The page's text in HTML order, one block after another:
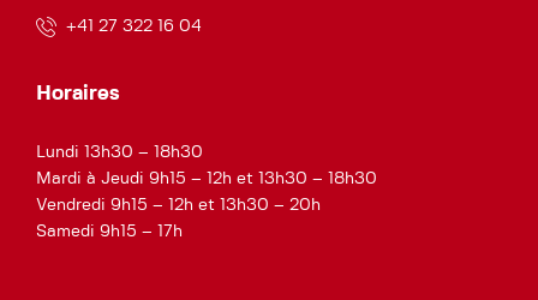
+41 27 322 16 04
Horaires
Lundi 13h30 – 18h30
Mardi à Jeudi 9h15 – 12h et 13h30 – 18h30
Vendredi 9h15 – 12h et 13h30 – 20h
Samedi 9h15 – 17h